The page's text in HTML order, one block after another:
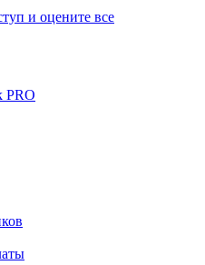
и оцените все
PRO